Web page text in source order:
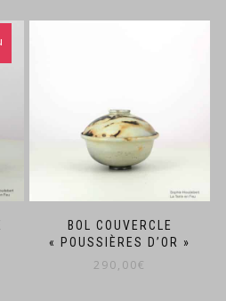
BOL COUVERCLE
« POUSSIÈRES D’OR »
290,00€